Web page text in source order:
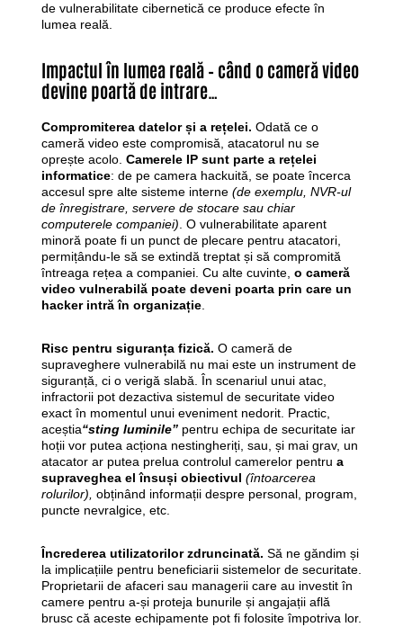
de vulnerabilitate cibernetică ce produce efecte în
lumea reală.
Impactul în lumea reală – când o cameră video
devine poartă de intrare…
Compromiterea datelor și a rețelei. Odată ce o
cameră video este compromisă, atacatorul nu se
oprește acolo. Camerele IP sunt parte a rețelei
informatice: de pe camera hackuită, se poate încerca
accesul spre alte sisteme interne (de exemplu, NVR-ul
de înregistrare, servere de stocare sau chiar
computerele companiei) . O vulnerabilitate aparent
minoră poate fi un punct de plecare pentru atacatori,
permițându-le să se extindă treptat și să compromită
întreaga rețea a companiei. Cu alte cuvinte, o cameră
video vulnerabilă poate deveni poarta prin care un
hacker intră în organizație.
Risc pentru siguranța fizică. O cameră de
supraveghere vulnerabilă nu mai este un instrument de
siguranță, ci o verigă slabă. În scenariul unui atac,
infractorii pot dezactiva sistemul de securitate video
exact în momentul unui eveniment nedorit. Practic,
aceștia“sting luminile”pentru echipa de securitate iar
hoții vor putea acționa nestingheriți, sau, și mai grav, un
atacator ar putea prelua controlul camerelor pentru a
supraveghea el însuși obiectivul (întoarcerea
rolurilor), obținând informații despre personal, program,
puncte nevralgice, etc.
Încrederea utilizatorilor zdruncinată. Să ne găndim și
la implicațiile pentru beneficiarii sistemelor de securitate.
Proprietarii de afaceri sau managerii care au investit în
camere pentru a-și proteja bunurile și angajații află
brusc că aceste echipamente pot fi folosite împotriva lor.